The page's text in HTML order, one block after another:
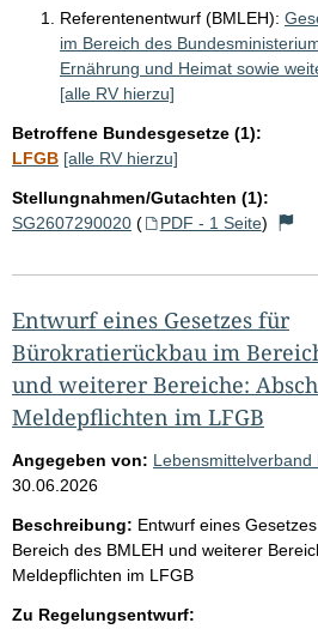
Referentenentwurf (BMLEH):
im Bereich des
Ernährung und Heimat sowie
[alle RV hierzu]
Betroffene Bundesgesetze (1):
LFGB [alle RV hierzu]
Stellungnahmen/Gutachten (1):
SG2607290020 ( PDF - 1 Seite)
Entwurf eines Gesetzes für
Bürokratierückbau im
und weiterer Bereiche:
Meldepflichten im LFGB
Angegeben von: Lebensmittelverband
30.06.2026
Beschreibung: Entwurf eines
Bereich des BMLEH und weiterer
Meldepflichten im LFGB
Zu Regelungsentwurf: